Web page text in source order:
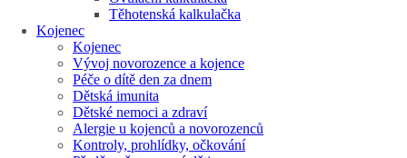
Těhotenská kalkulačka
Kojenec
Kojenec
Vývoj novorozence a kojence
Péče o dítě den za dnem
Dětská imunita
Dětské nemoci a zdraví
Alergie u kojenců a novorozenců
Kontroly, prohlídky, očkování